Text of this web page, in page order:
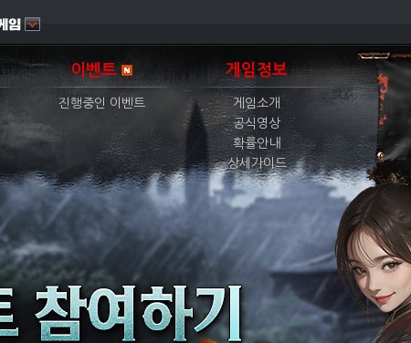
이벤트
진행중인 이벤트
게임정보
게임소개
공식영상
확률안내
상세가이드